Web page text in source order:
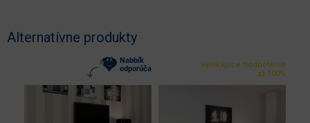
Alternatívne produkty
Nabbík
odporúča
Vynikajúce hodnotenie
až 100%